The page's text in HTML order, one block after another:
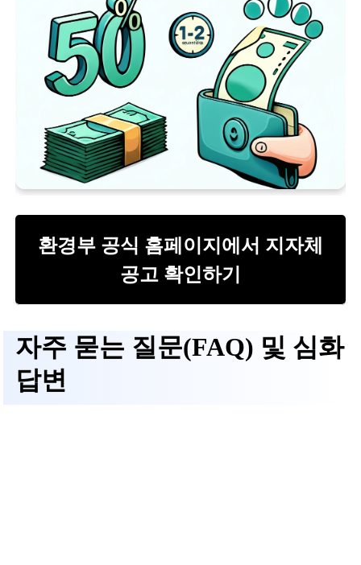
환경부 공식 홈페이지에서 지자체
공고 확인하기
자주 묻는 질문(FAQ) 및 심화
답변